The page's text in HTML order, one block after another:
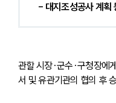
- 대지조성공사 계획
관할 시장·군수·구청장에
서 및 유관기관의 협의 후